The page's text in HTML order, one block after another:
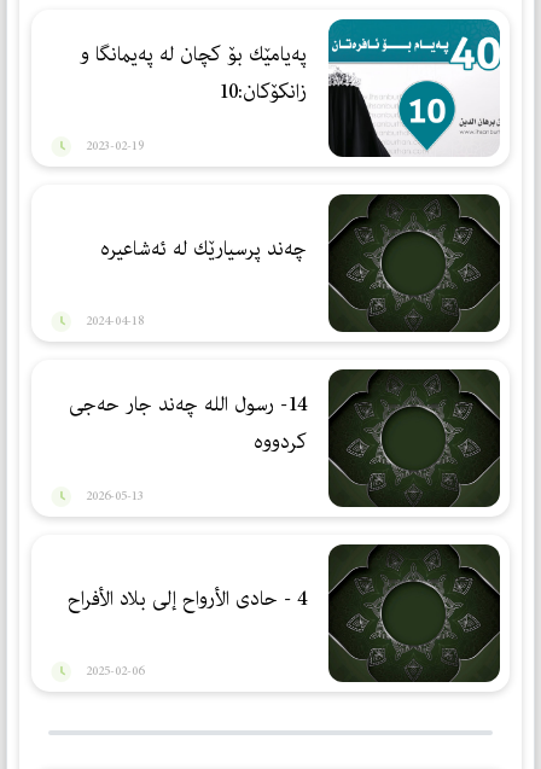
پەیامێك بۆ كچان لە پەیمانگا و
زانكۆكان:10
2023-02-19
چەند پرسیارێك لە ئەشاعیره
2024-04-18
14- رسول الله چەند جار حەجی
كردووە
2026-05-13
4 - حادی الأرواح إلی بلاد الأفراح
2025-02-06